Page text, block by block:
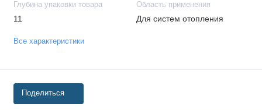
Глубина упаковки товара
11
Область применения
Для систем отопления
Все характеристики
Поделиться